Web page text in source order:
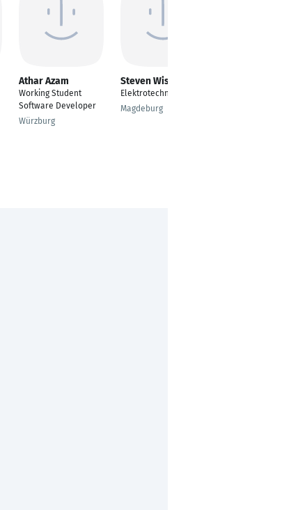
Athar Azam
Working Student
Software Developer
Würzburg
Steven Wisniewski
Elektrotechnik
Magdeburg